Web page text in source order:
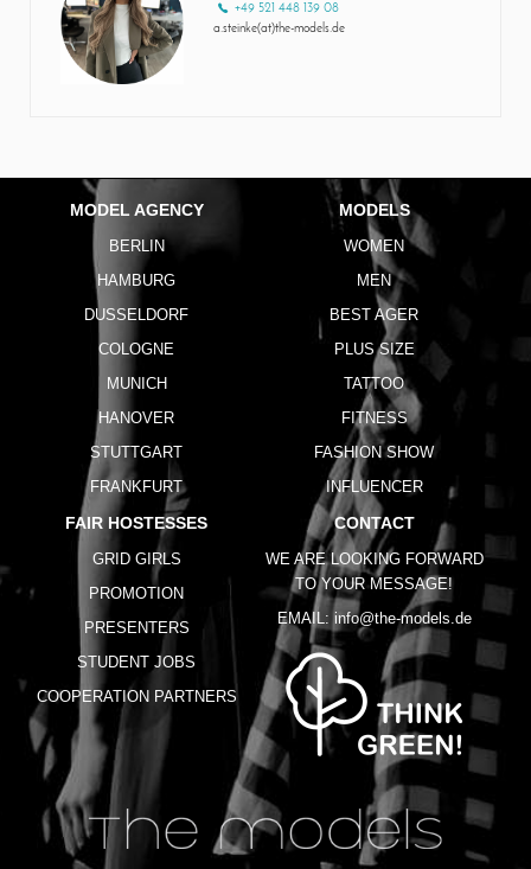
+49 521 448 139 08
a.steinke(at)the-models.de
MODEL AGENCY
BERLIN
HAMBURG
DUSSELDORF
COLOGNE
MUNICH
HANOVER
STUTTGART
FRANKFURT
MODELS
WOMEN
MEN
BEST AGER
PLUS SIZE
TATTOO
FITNESS
FASHION SHOW
INFLUENCER
FAIR HOSTESSES
GRID GIRLS
PROMOTION
PRESENTERS
STUDENT JOBS
COOPERATION PARTNERS
CONTACT
WE ARE LOOKING FORWARD
TO YOUR MESSAGE!
EMAIL: info@the-models.de